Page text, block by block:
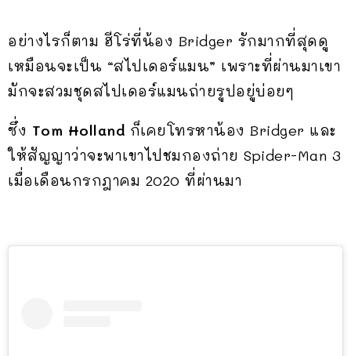
อย่างไรก็ตาม ฮีโร่ที่น้อง Bridger รักมากที่สุดดู
เหมือนจะเป็น “สไปเดอร์แมน” เพราะที่ผ่านมาเขา
มักจะสวมชุดสไปเดอร์แมนถ่ายรูปอยู่บ่อยๆ
ซึ่ง Tom Holland ก็เคยโทรหาน้อง Bridger และ
ให้สัญญาว่าจะพาเขาไปชมกองถ่าย Spider-Man 3
เมื่อเดือนกรกฎาคม 2020 ที่ผ่านมา